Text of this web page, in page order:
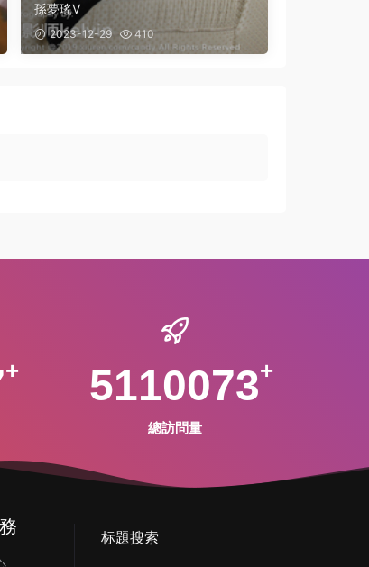
孫夢瑤V
2023-12-29 410
5110073
總訪問量
标題搜索